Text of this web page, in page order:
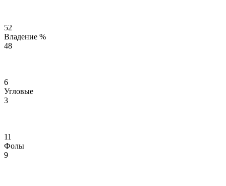
52
Владение %
48
6
Угловые
3
11
Фолы
9